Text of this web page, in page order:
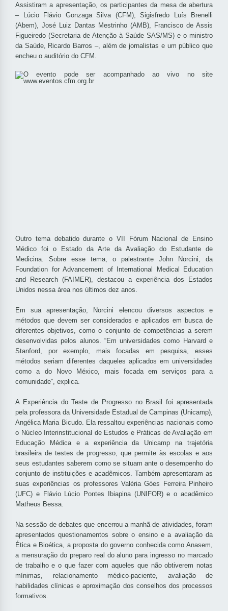
Assistiram a apresentação, os participantes da mesa de abertura
– Lúcio Flávio Gonzaga Silva (CFM), Sigisfredo Luís Brenelli
(Abem), José Luiz Dantas Mestrinho (AMB), Francisco de Assis
Figueiredo (Secretaria de Atenção à Saúde SAS/MS) e o ministro
da Saúde, Ricardo Barros –, além de jornalistas e um público que
encheu o auditório do CFM.
Outro tema debatido durante o VII Fórum Nacional de Ensino
Médico foi o Estado da Arte da Avaliação do Estudante de
Medicina. Sobre esse tema, o palestrante John Norcini, da
Foundation for Advancement of International Medical Education
and Research (FAIMER), destacou a experiência dos Estados
Unidos nessa área nos últimos dez anos.
Em sua apresentação, Norcini elencou diversos aspectos e
métodos que devem ser considerados e aplicados em busca de
diferentes objetivos, como o conjunto de competências a serem
desenvolvidas pelos alunos. “Em universidades como Harvard e
Stanford, por exemplo, mais focadas em pesquisa, esses
métodos seriam diferentes daqueles aplicados em universidades
como a do Novo México, mais focada em serviços para a
comunidade”, explica.
A Experiência do Teste de Progresso no Brasil foi apresentada
pela professora da Universidade Estadual de Campinas (Unicamp),
Angélica Maria Bicudo. Ela ressaltou experiências nacionais como
o Núcleo Interinstitucional de Estudos e Práticas de Avaliação em
Educação Médica e a experiência da Unicamp na trajetória
brasileira de testes de progresso, que permite às escolas e aos
seus estudantes saberem como se situam ante o desempenho do
conjunto de instituições e acadêmicos. Também apresentaram as
suas experiências os professores Valéria Góes Ferreira Pinheiro
(UFC) e Flávio Lúcio Pontes Ibiapina (UNIFOR) e o acadêmico
Matheus Bessa.
Na sessão de debates que encerrou a manhã de atividades, foram
apresentados questionamentos sobre o ensino e a avaliação da
Ética e Bioética, a proposta do governo conhecida como Anasem,
a mensuração do preparo real do aluno para ingresso no marcado
de trabalho e o que fazer com aqueles que não obtiverem notas
mínimas, relacionamento médico-paciente, avaliação de
habilidades clínicas e aproximação dos conselhos dos processos
formativos.